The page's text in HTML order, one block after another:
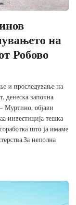
на
Робово
и проследување на
денеска започна
Муртино, објави
инвестиција тешка
што ја имаме
неполна